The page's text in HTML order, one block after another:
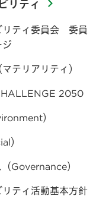
リティ
リティ委員会 委員
テリアリティ）
2050
）
）
Governance）
ティ活動基本方針